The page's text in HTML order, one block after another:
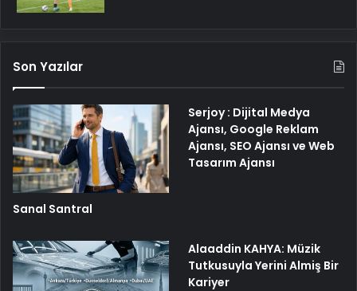
Son Yazılar
Sanal Santral
Serjoy : Dijital Medya
Ajansı, Google Reklam
Ajansı, SEO Ajansı ve Web
Tasarım Ajansı
Alaaddin KAHYA: Müzik
Tutkusuyla Yerini Almiş Bir
Kariyer